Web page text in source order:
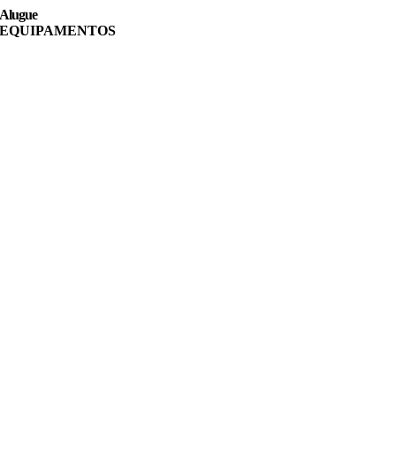
Alugue
EQUIPAMENTOS